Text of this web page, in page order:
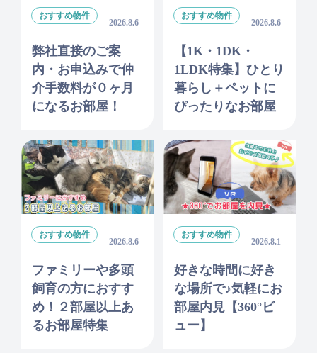
おすすめ物件
2026.8.6
弊社直接のご案
内・お申込みで仲
介手数料が０ヶ月
になるお部屋！
おすすめ物件
2026.8.6
【1K・1DK・
1LDK特集】ひとり
暮らし＋ペットに
ぴったりなお部屋
おすすめ物件
2026.8.6
ファミリーや多頭
飼育の方におすす
め！２部屋以上あ
るお部屋特集
おすすめ物件
2026.8.1
好きな時間に好き
な場所で♪気軽にお
部屋内見【360°ビ
ュー】